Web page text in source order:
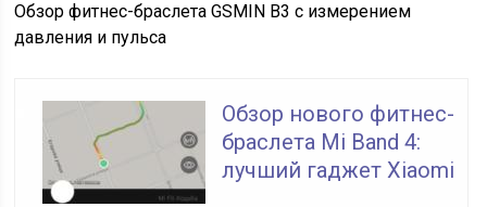
Обзор фитнес-браслета GSMIN B3 с измерением
давления и пульса
Обзор нового фитнес-
браслета Mi Band 4:
лучший гаджет Xiaomi